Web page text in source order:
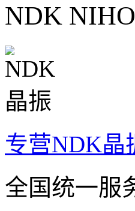
NDK
专营NDK晶
全国统一服